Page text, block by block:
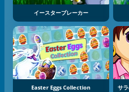
イースターブレーカー
Easter Eggs Collection